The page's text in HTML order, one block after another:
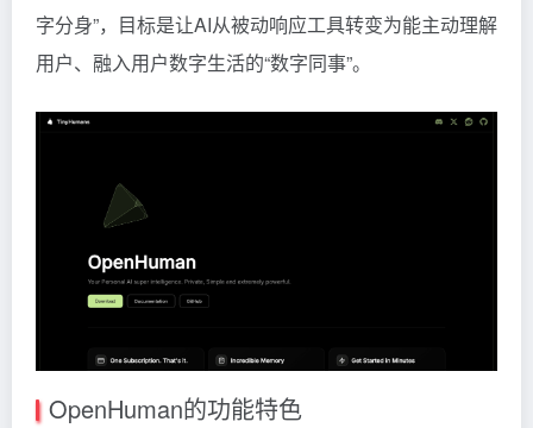
字分身”，目标是让AI从被动响应工具转变为能主动理解
用户、融入用户数字生活的“数字同事”。
OpenHuman的功能特色